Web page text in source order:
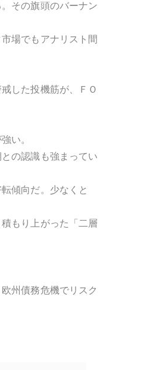
その旗頭のバーナン
場でもアナリスト間
した投機筋が、ＦＯ
い。
の認識も強まってい
傾向だ。少なくと
もり上がった「二層
州債務危機でリスク